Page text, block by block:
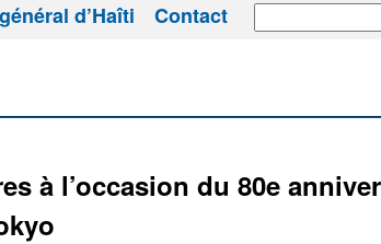
d’Haîti Contact
à l’occasion du 80e